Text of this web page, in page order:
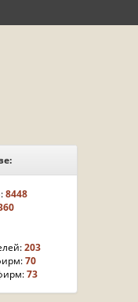
8448
203
70
73